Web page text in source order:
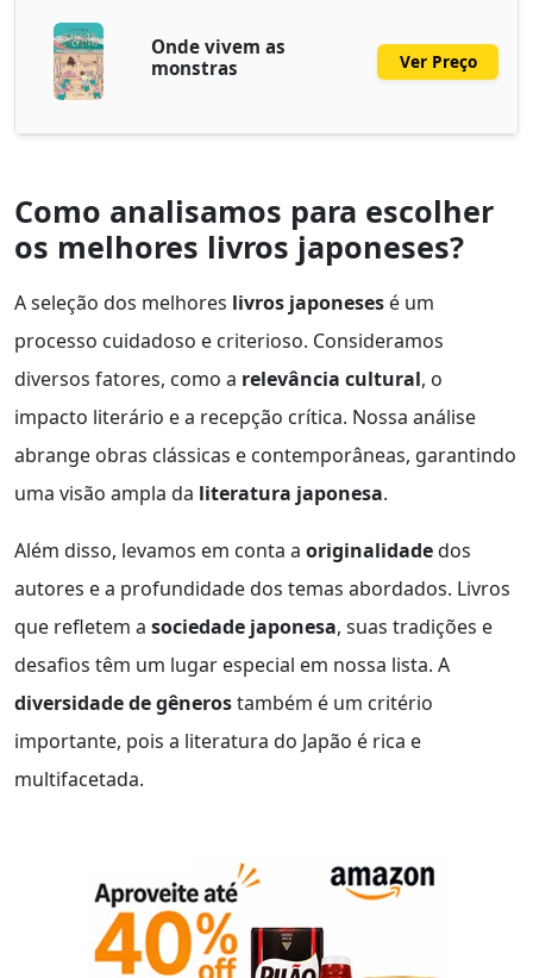
Onde vivem as
monstras
Ver Preço
Como analisamos para escolher
os melhores livros japoneses?
A seleção dos melhores livros japoneses é um
processo cuidadoso e criterioso. Consideramos
diversos fatores, como a relevância cultural, o
impacto literário e a recepção crítica. Nossa análise
abrange obras clássicas e contemporâneas, garantindo
uma visão ampla da literatura japonesa.
Além disso, levamos em conta a originalidadedos
autores e a profundidade dos temas abordados. Livros
que refletem a sociedade japonesa, suas tradições e
desafios têm um lugar especial em nossa lista. A
diversidade de gênerostambém é um critério
importante, pois a literatura do Japão é rica e
multifacetada.